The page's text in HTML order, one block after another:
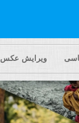
ویرایش عکس